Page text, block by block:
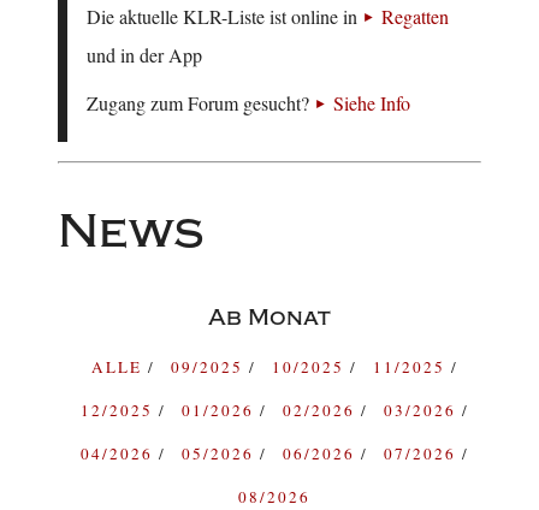
Die aktuelle KLR-Liste ist online in
Regatten
und in der App
Zugang zum Forum gesucht?
Siehe Info
News
Ab Monat
ALLE 09/2025 10/2025
11/2025
12/2025
01/2026 02/2026
03/2026
04/2026
05/2026 06/2026
07/2026
08/2026